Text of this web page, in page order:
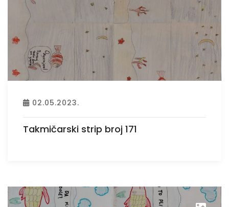
02.05.2023.
Takmičarski strip broj 171